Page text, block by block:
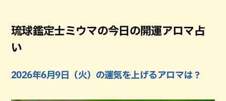
琉球鑑定士ミウマの今日の開運アロマ占
い
2026年6月9日（火）の運気を上げるアロマは？